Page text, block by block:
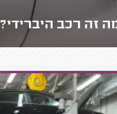
זה רכב היברידי?